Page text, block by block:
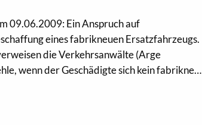
09.06.2009: Ein Anspruch auf
eines fabrikneuen Ersatzfahrzeugs.
die Verkehrsanwälte (Arge
wenn der Geschädigte sich kein fabrikne…